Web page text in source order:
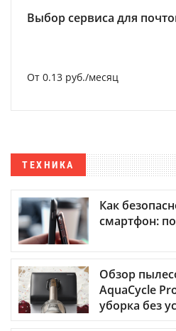
Выбор сервиса для
От 0.13 руб./месяц
ТЕХНИКА
Как
смартфон:
Обзор
AquaCycle
уборка без